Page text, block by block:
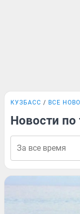
КУЗБАСС ВСЕ
Новости по